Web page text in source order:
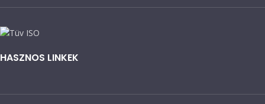
HASZNOS LINKEK